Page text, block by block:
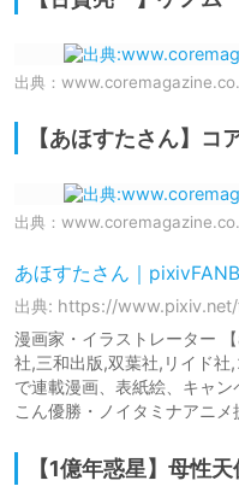
出典：
【あほすたさん】コ
出典：
あほすたさん｜
出典: https://
漫画家・イラストレーター
社,三和出版,双葉社,リイド
で連載漫画、表紙絵、キャ
こん優勝・ノイタミナアニ
【1億年惑星】母性